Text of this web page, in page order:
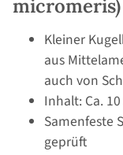
micromeris)
Kleiner
aus
auch von
Inhalt: Ca.
Samenfeste
geprüft